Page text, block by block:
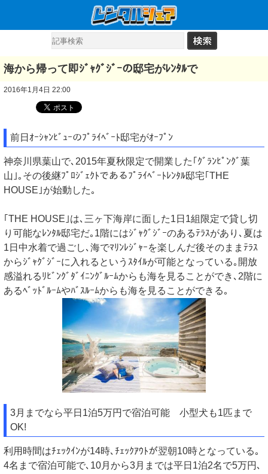
海から帰って即ｼﾞｬｸﾞｼﾞｰの邸宅がﾚﾝﾀﾙで
2016年1月4日 22:00
前日ｵｰｼｬﾝﾋﾞｭｰのﾌﾟﾗｲﾍﾞｰﾄ邸宅がｵｰﾌﾟﾝ
神奈川県葉山で､2015年夏秋限定で開業した｢ｸﾞﾗﾝﾋﾟﾝｸﾞ葉
山｣｡その後継ﾌﾟﾛｼﾞｪｸﾄであるﾌﾟﾗｲﾍﾞｰﾄﾚﾝﾀﾙ邸宅｢THE
HOUSE｣が始動した｡
｢THE HOUSE｣は､三ヶ下海岸に面した1日1組限定で貸し切
り可能なﾚﾝﾀﾙ邸宅だ｡1階にはｼﾞｬｸﾞｼﾞｰのあるﾃﾗｽがあり､夏は
1日中水着で過ごし､海でﾏﾘﾝﾚｼﾞｬｰを楽しんだ後そのままﾃﾗｽ
からｼﾞｬｸﾞｼﾞｰに入れるというｽﾀｲﾙが可能となっている｡開放
感溢れるﾘﾋﾞﾝｸﾞﾀﾞｲﾆﾝｸﾞﾙｰﾑからも海を見ることができ､2階に
あるﾍﾞｯﾄﾞﾙｰﾑやﾊﾞｽﾙｰﾑからも海を見ることができる｡
3月までなら平日1泊5万円で宿泊可能 小型犬も1匹まで
OK!
利用時間はﾁｪｯｸｲﾝが14時､ﾁｪｯｸｱｳﾄが翌朝10時となっている｡
4名まで宿泊可能で､10月から3月までは平日1泊2名で5万円､